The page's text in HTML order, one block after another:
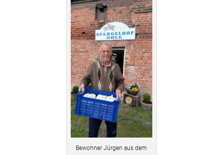
Bewohner Jürgen aus dem